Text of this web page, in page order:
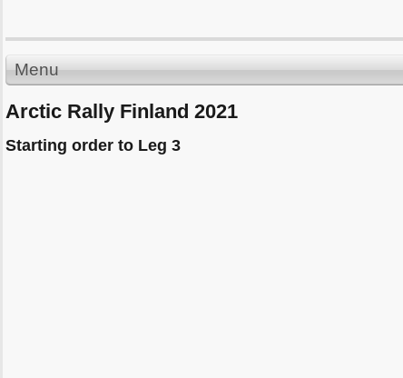
Menu
Arctic Rally Finland 2021
Starting order to Leg 3